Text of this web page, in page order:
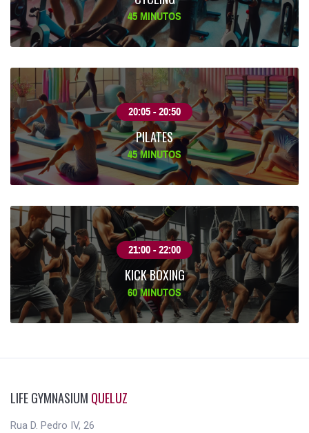
45 MINUTOS
20:05 - 20:50
PILATES
45 MINUTOS
21:00 - 22:00
KICK BOXING
60 MINUTOS
LIFE GYMNASIUM QUELUZ
Rua D. Pedro IV, 26